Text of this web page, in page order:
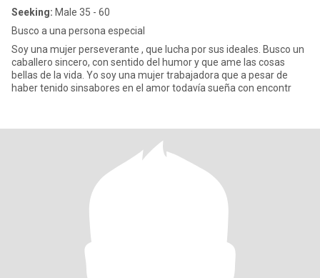
Seeking: Male 35 - 60
Busco a una persona especial
Soy una mujer perseverante , que lucha por sus ideales. Busco un
caballero sincero, con sentido del humor y que ame las cosas
bellas de la vida. Yo soy una mujer trabajadora que a pesar de
haber tenido sinsabores en el amor todavía sueña con encontr